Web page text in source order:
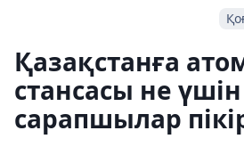
Қазақстанға
стансасы не
сарапшылар